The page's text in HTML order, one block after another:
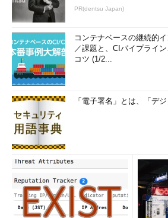
PR(dentsu Japan)
コンテナベースの継続的
／課題と、CIパイプライ
コツ (1/2...
「電子署名」とは、「デ